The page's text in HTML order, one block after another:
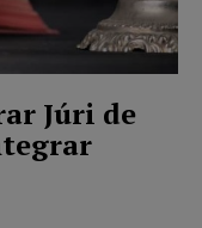
Júri de